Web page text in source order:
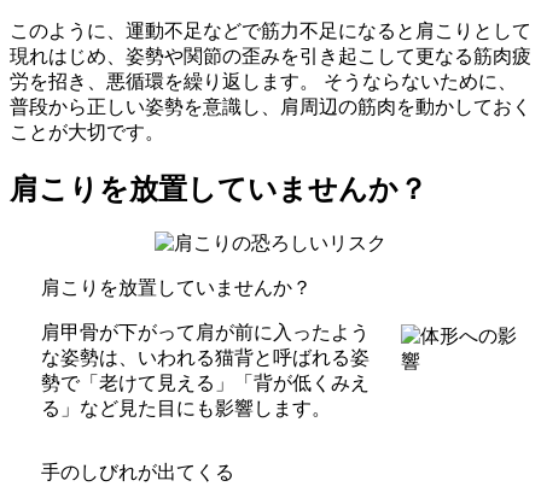
このように、運動不足などで筋力不足になると肩こりとして
現れはじめ、姿勢や関節の歪みを引き起こして更なる筋肉疲
労を招き、悪循環を繰り返します。 そうならないために、
普段から正しい姿勢を意識し、肩周辺の筋肉を動かしておく
ことが大切です。
肩こりを放置していませんか？
肩こりを放置していませんか？
肩甲骨が下がって肩が前に入ったよう
な姿勢は、いわれる猫背と呼ばれる姿
勢で「老けて見える」「背が低くみえ
る」など見た目にも影響します。
手のしびれが出てくる